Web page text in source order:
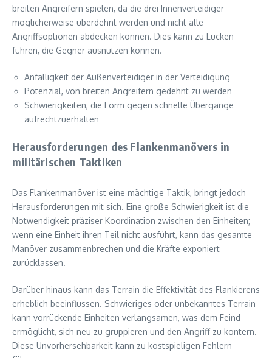
breiten Angreifern spielen, da die drei Innenverteidiger
möglicherweise überdehnt werden und nicht alle
Angriffsoptionen abdecken können. Dies kann zu Lücken
führen, die Gegner ausnutzen können.
Anfälligkeit der Außenverteidiger in der Verteidigung
Potenzial, von breiten Angreifern gedehnt zu werden
Schwierigkeiten, die Form gegen schnelle Übergänge
aufrechtzuerhalten
Herausforderungen des Flankenmanövers in
militärischen Taktiken
Das Flankenmanöver ist eine mächtige Taktik, bringt jedoch
Herausforderungen mit sich. Eine große Schwierigkeit ist die
Notwendigkeit präziser Koordination zwischen den Einheiten;
wenn eine Einheit ihren Teil nicht ausführt, kann das gesamte
Manöver zusammenbrechen und die Kräfte exponiert
zurücklassen.
Darüber hinaus kann das Terrain die Effektivität des Flankierens
erheblich beeinflussen. Schwieriges oder unbekanntes Terrain
kann vorrückende Einheiten verlangsamen, was dem Feind
ermöglicht, sich neu zu gruppieren und den Angriff zu kontern.
Diese Unvorhersehbarkeit kann zu kostspieligen Fehlern